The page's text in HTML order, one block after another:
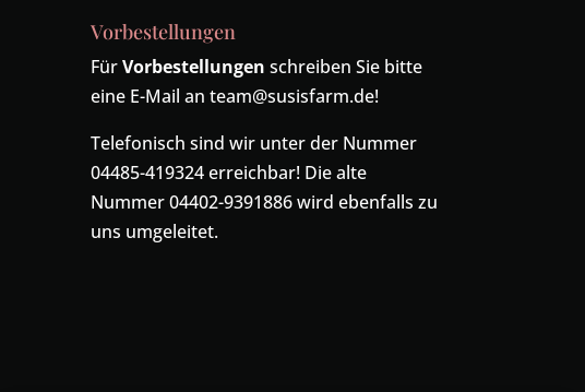
Vorbestellungen
FürVorbestellungen schreiben Sie bitte
eine E-Mail an team@susisfarm.de!
Telefonisch sind wir unter der Nummer
04485-419324erreichbar! Die alte
Nummer04402-9391886wird ebenfalls zu
uns umgeleitet.